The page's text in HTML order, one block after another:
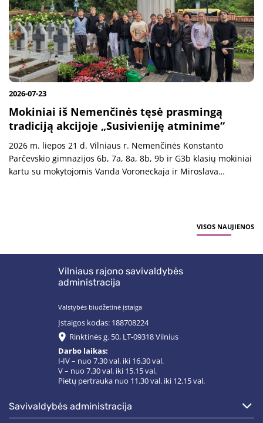
2026-07-23
Mokiniai iš Nemenčinės tęsė prasmingą
tradiciją akcijoje „Susivieniję atminime“
2026 m. liepos 21 d. Vilniaus r. Nemenčinės Konstanto
Parčevskio gimnazijos 6b, 7a, 8a, 8b, 9b ir G3b klasių mokiniai
kartu su mokytojomis Vanda Voroneckaja ir Miroslava
VISOS NAUJIENOS
Vilniaus rajono savivaldybės
administracija
Valstybės biudžetinė įstaiga
Įstaigos kodas: 188708224
Rinktinės g. 50, LT-09318 Vilnius
Darbo laikas:
I-IV – nuo 7.30 val. iki 16.30 val.
V – nuo 7.30 val. iki 15.15 val.
Pietų pertrauka nuo 11.30 val. iki 12.15 val.
savivaldybės administracija